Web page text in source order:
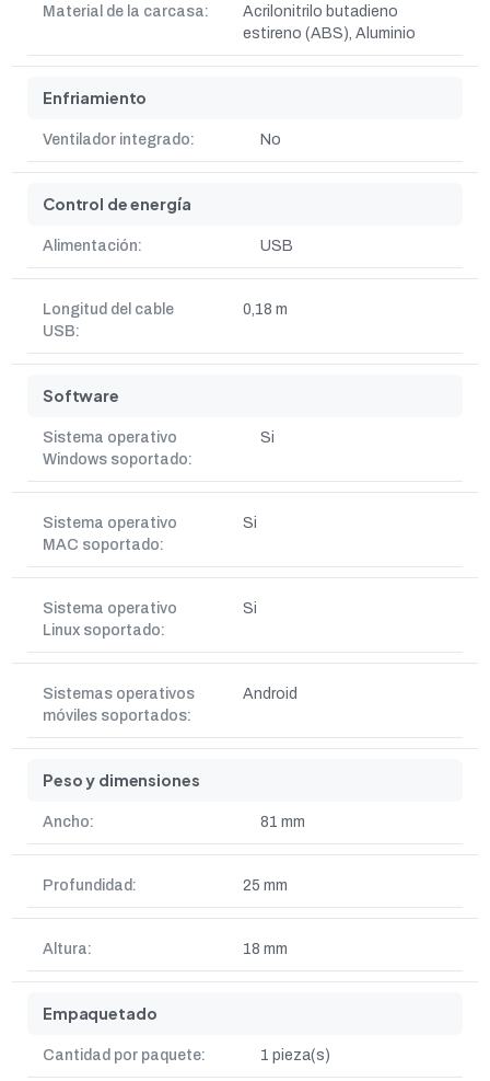
Material de la carcasa:
Acrilonitrilo butadieno
estireno (ABS), Aluminio
Enfriamiento
Ventilador integrado: No
Control de energía
Alimentación: USB
Longitud del cable
USB:
0,18 m
Software
Sistema operativo
Windows soportado:
Si
Sistema operativo
MAC soportado:
Si
Sistema operativo
Linux soportado:
Si
Sistemas operativos
móviles soportados:
Android
Peso y dimensiones
Ancho: 81 mm
Profundidad: 25 mm
Altura: 18 mm
Empaquetado
Cantidad por paquete: 1 pieza(s)